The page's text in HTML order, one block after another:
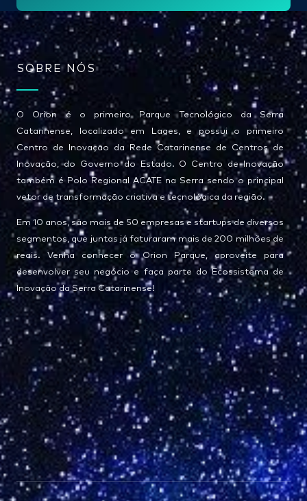
*
SOBRE NÓS
O Orion é o primeiro Parque Tecnológico da Serra
Catarinense, localizado em Lages, e possui o primeiro
Centro de Inovação da Rede Catarinense de Centros de
Inovação, do Governo do Estado. O Centro de Inovação
também é Polo Regional ACATE na Serra sendo o principal
vetor de transformação criativa e tecnológica da região.
Em 10 anos, são mais de 50 empresas e startups de diversos
segmentos, que juntas já faturaram mais de 200 milhões de
reais. Venha conhecer o Orion Parque, aproveite para
desenvolver seu negócio e faça parte do Ecossistema de
Inovação da Serra Catarinense!